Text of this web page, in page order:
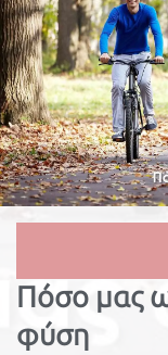
Πόσο μας
φύση